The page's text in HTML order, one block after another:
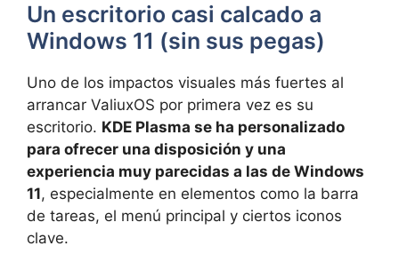
Un escritorio casi calcado a
Windows 11 (sin sus pegas)
Uno de los impactos visuales más fuertes al
arrancar ValiuxOS por primera vez es su
escritorio. KDE Plasma se ha personalizado
para ofrecer una disposición y una
experiencia muy parecidas a las de Windows
11, especialmente en elementos como la barra
de tareas, el menú principal y ciertos iconos
clave.